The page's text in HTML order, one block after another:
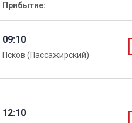
Прибытие:
09:10
Псков (Пассажирский)
12:10